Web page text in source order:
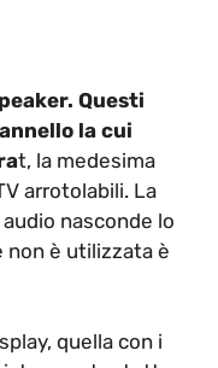
Questi
la cui
t, la medesima
arrotolabili. La
nasconde lo
non è utilizzata è
quella con i